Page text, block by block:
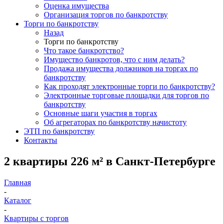
Оценка имущества
Организация торгов по банкротству
Торги по банкротству
Назад
Торги по банкротству
Что такое банкротство?
Имущество банкротов, что с ним делать?
Продажа имущества должников на торгах по
банкротству
Как проходят электронные торги по банкротству?
Электронные торговые площадки для торгов по
банкротству
Основные шаги участия в торгах
Об агрегаторах по банкротству начистоту
ЭТП по банкротству
Контакты
2 квартиры 226 м² в Санкт-Петербурге
Главная
-
Каталог
-
Квартиры с торгов